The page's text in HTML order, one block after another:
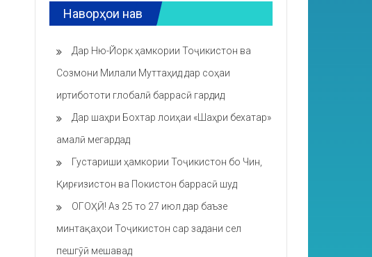
Наворҳои нав
Дар Ню-Йорк ҳамкории Тоҷикистон ва
Созмони Милали Муттаҳид дар соҳаи
иртибототи глобалӣ баррасӣ гардид
Дар шаҳри Бохтар лоиҳаи «Шаҳри бехатар»
амалӣ мегардад
Густариши ҳамкории Тоҷикистон бо Чин,
Қирғизистон ва Покистон баррасӣ шуд
ОГОҲӢ! Аз 25 то 27 июл дар баъзе
минтақаҳои Тоҷикистон сар задани сел
пешгӯӣ мешавад